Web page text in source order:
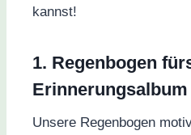
kannst!
1. Regenbogen
Erinnerungsalbum
Unsere Regenbogen